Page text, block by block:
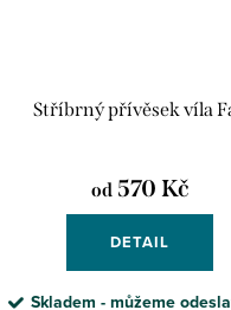
Stříbrný přívěsek víla
od 570 Kč
DETAIL
Skladem - můžeme